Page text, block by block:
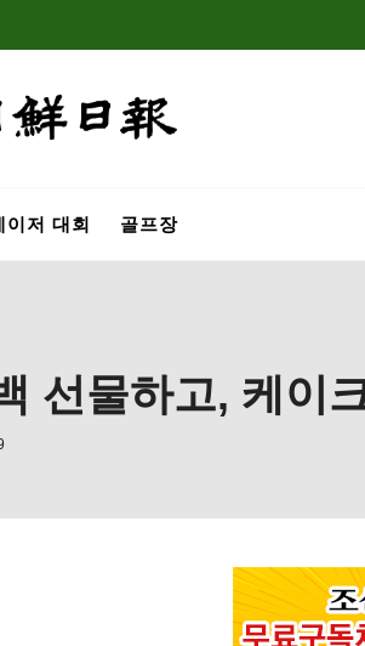
이저 대회 골프장
선물하고, 케이